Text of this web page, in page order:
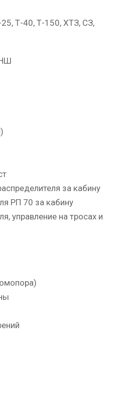
Т-40, Т-150, ХТЗ, СЗ,
за кабину
РП 70 за кабину
управление на тросах и